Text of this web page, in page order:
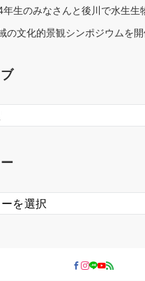
生のみなさんと後川で水生生
の文化的景観シンポジウムを開